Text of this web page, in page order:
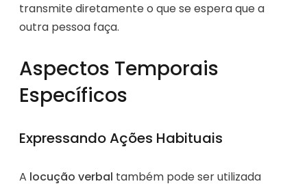
transmite diretamente o que se espera que a
outra pessoa faça.
Aspectos Temporais
Específicos
Expressando Ações Habituais
A locução verbal também pode ser utilizada